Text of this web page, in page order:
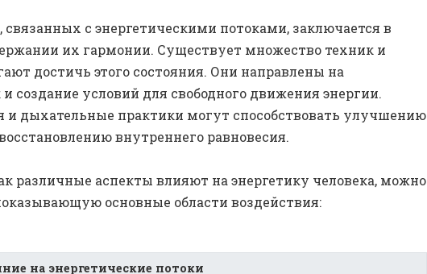
связанных с энергетическими потоками, заключается в
их гармонии. Существует множество техник и
достичь этого состояния. Они направлены на
создание условий для свободного движения энергии.
дыхательные практики могут способствовать улучшению
внутреннего равновесия.
различные аспекты влияют на энергетику человека, можно
основные области воздействия:
на энергетические потоки